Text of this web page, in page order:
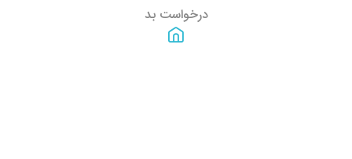
درخواست بد